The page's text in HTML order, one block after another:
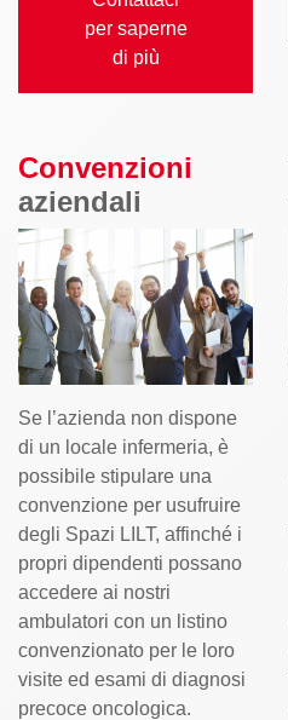
per saperne
di più
Convenzioni
aziendali
Se l’azienda non dispone
di un locale infermeria, è
possibile stipulare una
convenzione per usufruire
degli Spazi LILT, affinché i
propri dipendenti possano
accedere ai nostri
ambulatori con un listino
convenzionato per le loro
visite ed esami di diagnosi
precoce oncologica.